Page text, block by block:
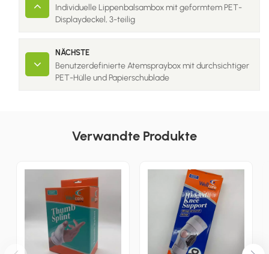
Individuelle Lippenbalsambox mit geformtem PET-
Displaydeckel, 3-teilig
NÄCHSTE
Benutzerdefinierte Atemspraybox mit durchsichtiger
PET-Hülle und Papierschublade
Verwandte Produkte